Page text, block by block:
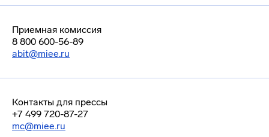
Приемная комиссия
8 800 600-56-89
abit@miee.ru
Контакты для прессы
+7 499 720-87-27
mc@miee.ru